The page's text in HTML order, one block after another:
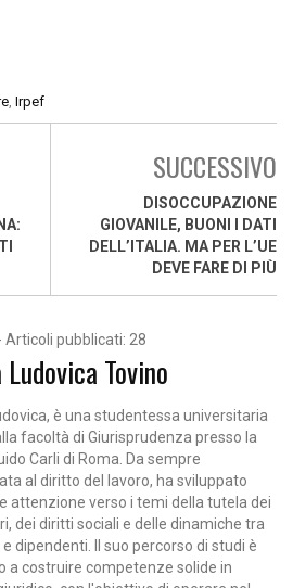
, Irpef
SUCCESSIVO
DISOCCUPAZIONE
GIOVANILE, BUONI I DATI
DELL’ITALIA. MA PER L’UE
DEVE FARE DI PIÙ
Articoli pubblicati: 28
Tovino
è una studentessa universitaria
facoltà di Giurisprudenza presso la
Carli di Roma. Da sempre
al diritto del lavoro, ha sviluppato
attenzione verso i temi della tutela dei
dei diritti sociali e delle dinamiche tra
dipendenti. Il suo percorso di studi è
a costruire competenze solide in